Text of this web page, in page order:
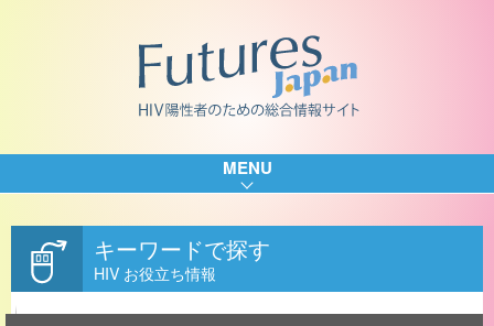
MENU
キーワードで探す
HIV お役立ち情報